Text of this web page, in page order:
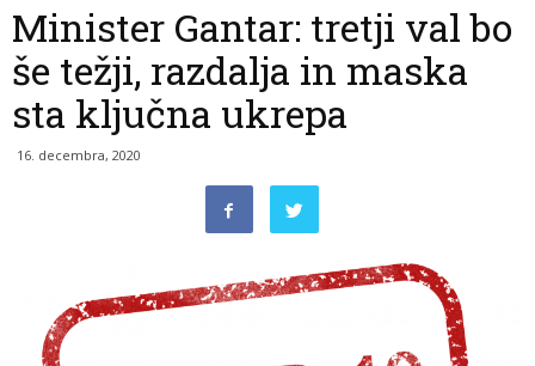
Minister Gantar: tretji val bo
še težji, razdalja in maska
sta ključna ukrepa
16. decembra, 2020